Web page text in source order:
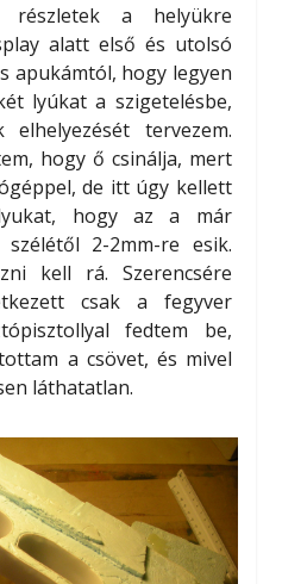
a helyükre
alatt első és utolsó
apukámtól, hogy legyen
lyúkat a szigetelésbe,
tervezem.
hogy ő csinálja, mert
de itt úgy kellett
hogy az a már
2-2mm-re esik.
kell rá. Szerencsére
csak a fegyver
fedtem be,
a csövet, és mivel
láthatatlan.